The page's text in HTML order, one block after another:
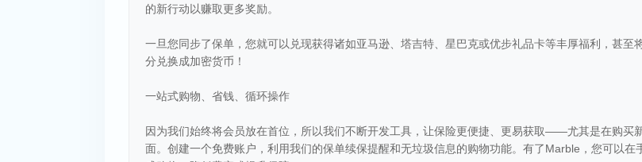
的新行动以赚取更多奖励。
一旦您同步了保单，您就可以兑现获得诸如亚马逊、塔吉特、星巴克或优步礼品卡等丰厚福利，甚至
分兑换成加密货币！
一站式购物、省钱、循环操作
因为我们始终将会员放在首位，所以我们不断开发工具，让保险更便捷、更易获取——尤其是在购买
面。创建一个免费账户，利用我们的保单续保提醒和无垃圾信息的购物功能。有了Marble，您可以在